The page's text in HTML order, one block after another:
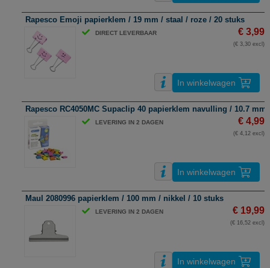
Rapesco Emoji papierklem / 19 mm / staal / roze / 20 stuks
DIRECT LEVERBAAR € 3,99
(€ 3,30 excl)
In winkelwagen
Rapesco RC4050MC Supaclip 40 papierklem navulling / 10.7
LEVERING IN 2 DAGEN € 4,99
(€ 4,12 excl)
In winkelwagen
Maul 2080996 papierklem / 100 mm / nikkel / 10 stuks
LEVERING IN 2 DAGEN € 19,99
(€ 16,52 excl)
In winkelwagen